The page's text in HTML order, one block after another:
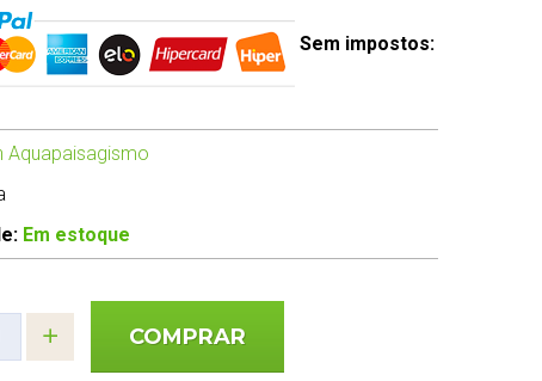
Sem impostos:
Aquapaisagismo
Em estoque
COMPRAR